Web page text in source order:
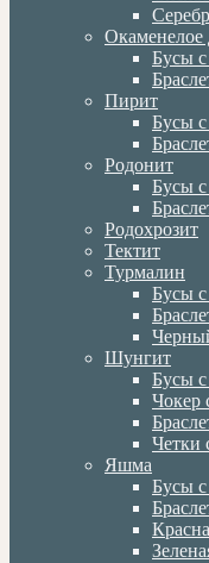
Окаменелое
Бусы
Пирит
Бусы
Родонит
Бусы
Родохрозит
Тектит
Турмалин
Бусы
Шунгит
Бусы
Чокер
Четки
Яшма
Бусы